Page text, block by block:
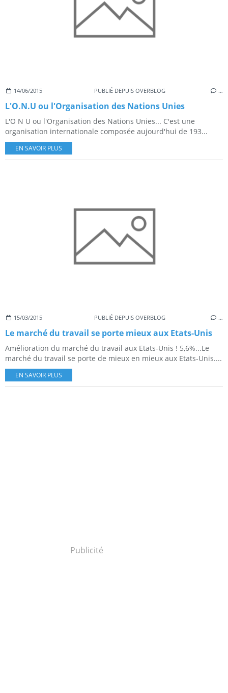
14/06/2015 PUBLIÉ DEPUIS OVERBLOG …
L'O.N.U ou l'Organisation des Nations Unies
L'O N U ou l'Organisation des Nations Unies... C'est une
organisation internationale composée aujourd'hui de 193...
EN SAVOIR PLUS
15/03/2015 PUBLIÉ DEPUIS OVERBLOG …
Le marché du travail se porte mieux aux Etats-Unis
Amélioration du marché du travail aux Etats-Unis ! 5,6%...Le
marché du travail se porte de mieux en mieux aux Etats-Unis....
EN SAVOIR PLUS
Publicité